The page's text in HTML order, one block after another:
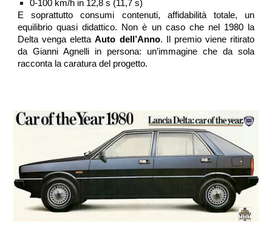
0-100 km/h in 12,8 s (11,7 s)
E soprattutto consumi contenuti, affidabilità totale, un
equilibrio quasi didattico. Non è un caso che nel 1980 la
Delta venga elettaAuto dell’Anno. Il premio viene ritirato
da Gianni Agnelli in persona: un’immagine che da sola
racconta la caratura del progetto.